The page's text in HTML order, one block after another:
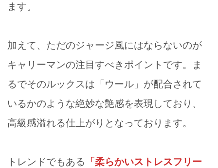
ます。
加えて、ただのジャージ風にはならないのが
キャリーマンの注目すべきポイントです。ま
るでそのルックスは「ウール」が配合されて
いるかのような絶妙な艶感を表現しており、
高級感溢れる仕上がりとなっております。
トレンドでもある 「柔らかいストレスフリー